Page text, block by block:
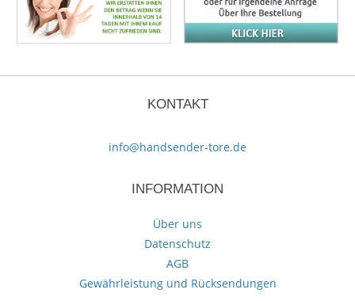
KONTAKT
info@handsender-tore.de
INFORMATION
Über uns
Datenschutz
AGB
Gewährleistung und Rücksendungen